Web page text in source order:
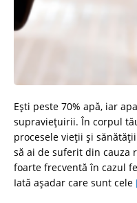
Eşti peste 70% apă, iar
supravieţuirii. În corpul
procesele vieţii şi
să ai de suferit din cauza
foarte frecventă în cazul
Iată așadar care sunt cele